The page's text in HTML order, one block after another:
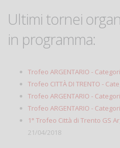
Ultimi tornei
in programma:
Trofeo ARGENTARIO -
Trofeo CITTÀ DI TRENTO -
Trofeo ARGENTARIO -
Trofeo ARGENTARIO -
1° Trofeo Città di Trento GS
21/04/2018